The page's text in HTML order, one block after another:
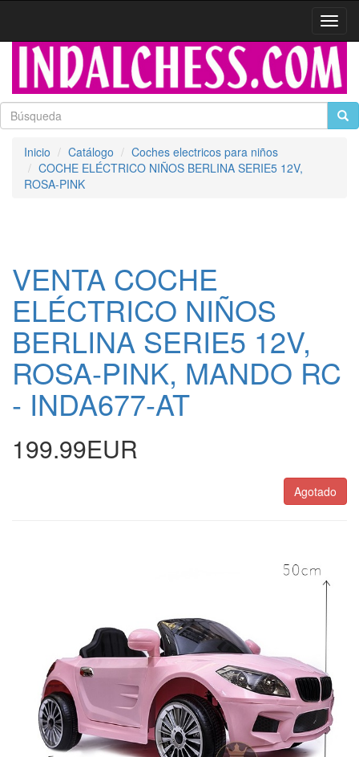
Inicio Catálogo
Coches electricos para niños
COCHE ELÉCTRICO NIÑOS BERLINA SERIE5 12V,
ROSA-PINK
VENTA COCHE
ELÉCTRICO NIÑOS
BERLINA SERIE5 12V,
ROSA-PINK, MANDO RC
- INDA677-AT
199.99EUR
Agotado